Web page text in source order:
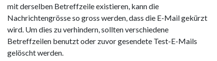
mit derselben Betreffzeile existieren, kann die
Nachrichtengrösse so gross werden, dass die E-Mail gekürzt
wird. Um dies zu verhindern, sollten verschiedene
Betreffzeilen benutzt oder zuvor gesendete Test-E-Mails
gelöscht werden.